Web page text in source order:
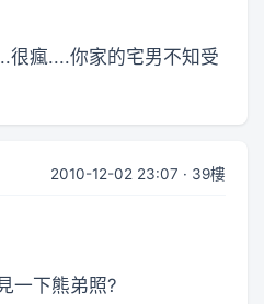
很瘋....你家的宅男不知受
2010-12-02 23:07 · 39樓
一下熊弟照?